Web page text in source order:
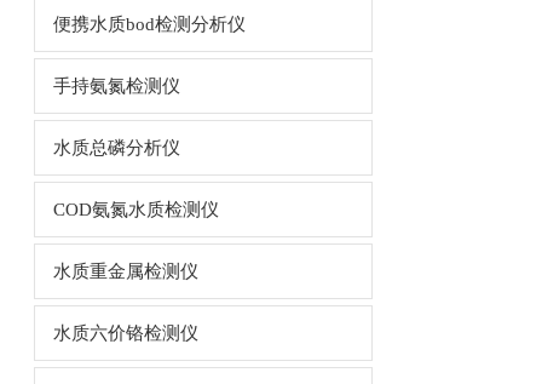
便携水质bod检测分析仪
手持氨氮检测仪
水质总磷分析仪
COD氨氮水质检测仪
水质重金属检测仪
水质六价铬检测仪